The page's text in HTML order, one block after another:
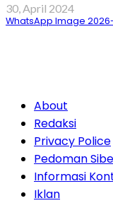
30, April 2024
WhatsApp Image
About
Redaksi
Privacy Police
Pedoman
Informasi
Iklan